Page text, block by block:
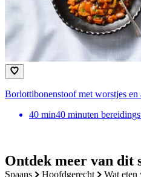
Ontdek meer van dit
spaans hoofdgerecht wat
Borlottibonenstoof met worstjes en
40 min40 minuten